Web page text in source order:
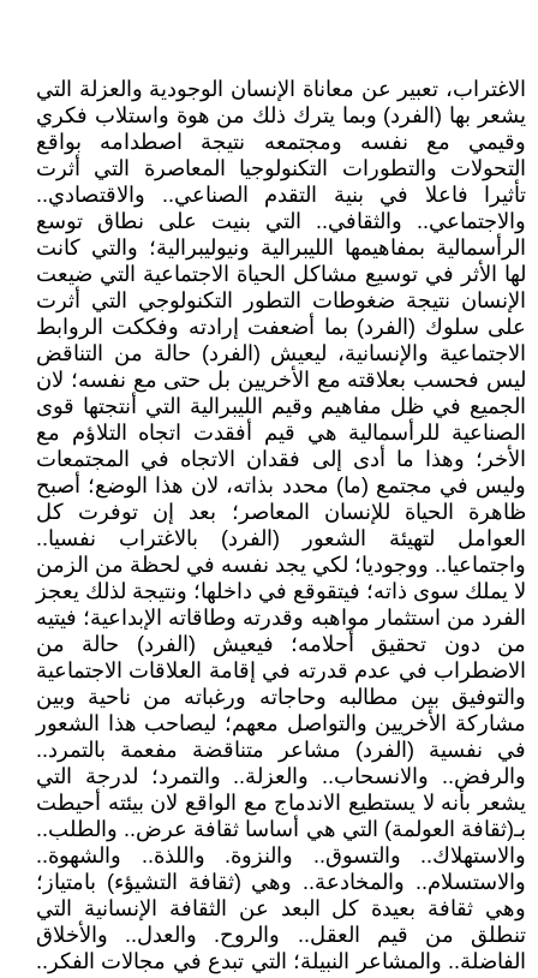
الاغتراب، تعبير عن معاناة الإنسان الوجودية والعزلة التي
يشعر بها (الفرد) وبما يترك ذلك من هوة واستلاب فكري
وقيمي مع نفسه ومجتمعه نتيجة اصطدامه بواقع
التحولات والتطورات التكنولوجيا المعاصرة التي أثرت
تأثيرا فاعلا في بنية التقدم الصناعي.. والاقتصادي..
والاجتماعي.. والثقافي.. التي بنيت على نطاق توسع
الرأسمالية بمفاهيمها الليبرالية ونيوليبرالية؛ والتي كانت
لها الأثر في توسيع مشاكل الحياة الاجتماعية التي ضيعت
الإنسان نتيجة ضغوطات التطور التكنولوجي التي أثرت
على سلوك (الفرد) بما أضعفت إرادته وفككت الروابط
الاجتماعية والإنسانية، ليعيش (الفرد) حالة من التناقض
ليس فحسب بعلاقته مع الأخريين بل حتى مع نفسه؛ لان
الجميع في ظل مفاهيم وقيم الليبرالية التي أنتجتها قوى
الصناعية للرأسمالية هي قيم أفقدت اتجاه التلاؤم مع
الأخر؛ وهذا ما أدى إلى فقدان الاتجاه في المجتمعات
وليس في مجتمع (ما) محدد بذاته، لان هذا الوضع؛ أصبح
ظاهرة الحياة للإنسان المعاصر؛ بعد إن توفرت كل
العوامل لتهيئة الشعور (الفرد) بالاغتراب نفسيا..
واجتماعيا.. ووجوديا؛ لكي يجد نفسه في لحظة من الزمن
لا يملك سوى ذاته؛ فيتقوقع في داخلها؛ ونتيجة لذلك يعجز
الفرد من استثمار مواهبه وقدرته وطاقاته الإبداعية؛ فيتيه
من دون تحقيق أحلامه؛ فيعيش (الفرد) حالة من
الاضطراب في عدم قدرته في إقامة العلاقات الاجتماعية
والتوفيق بين مطالبه وحاجاته ورغباته من ناحية وبين
مشاركة الأخريين والتواصل معهم؛ ليصاحب هذا الشعور
في نفسية (الفرد) مشاعر متناقضة مفعمة بالتمرد..
والرفض.. والانسحاب.. والعزلة.. والتمرد؛ لدرجة التي
يشعر بأنه لا يستطيع الاندماج مع الواقع لان بيئته أحيطت
بـ(ثقافة العولمة) التي هي أساسا ثقافة عرض.. والطلب..
والاستهلاك.. والتسوق.. والنزوة. واللذة.. والشهوة..
والاستسلام.. والمخادعة.. وهي (ثقافة التشيؤء) بامتياز؛
وهي ثقافة بعيدة كل البعد عن الثقافة الإنسانية التي
تنطلق من قيم العقل.. والروح. والعدل.. والأخلاق
الفاضلة.. والمشاعر النبيلة؛ التي تبدع في مجالات الفكر..